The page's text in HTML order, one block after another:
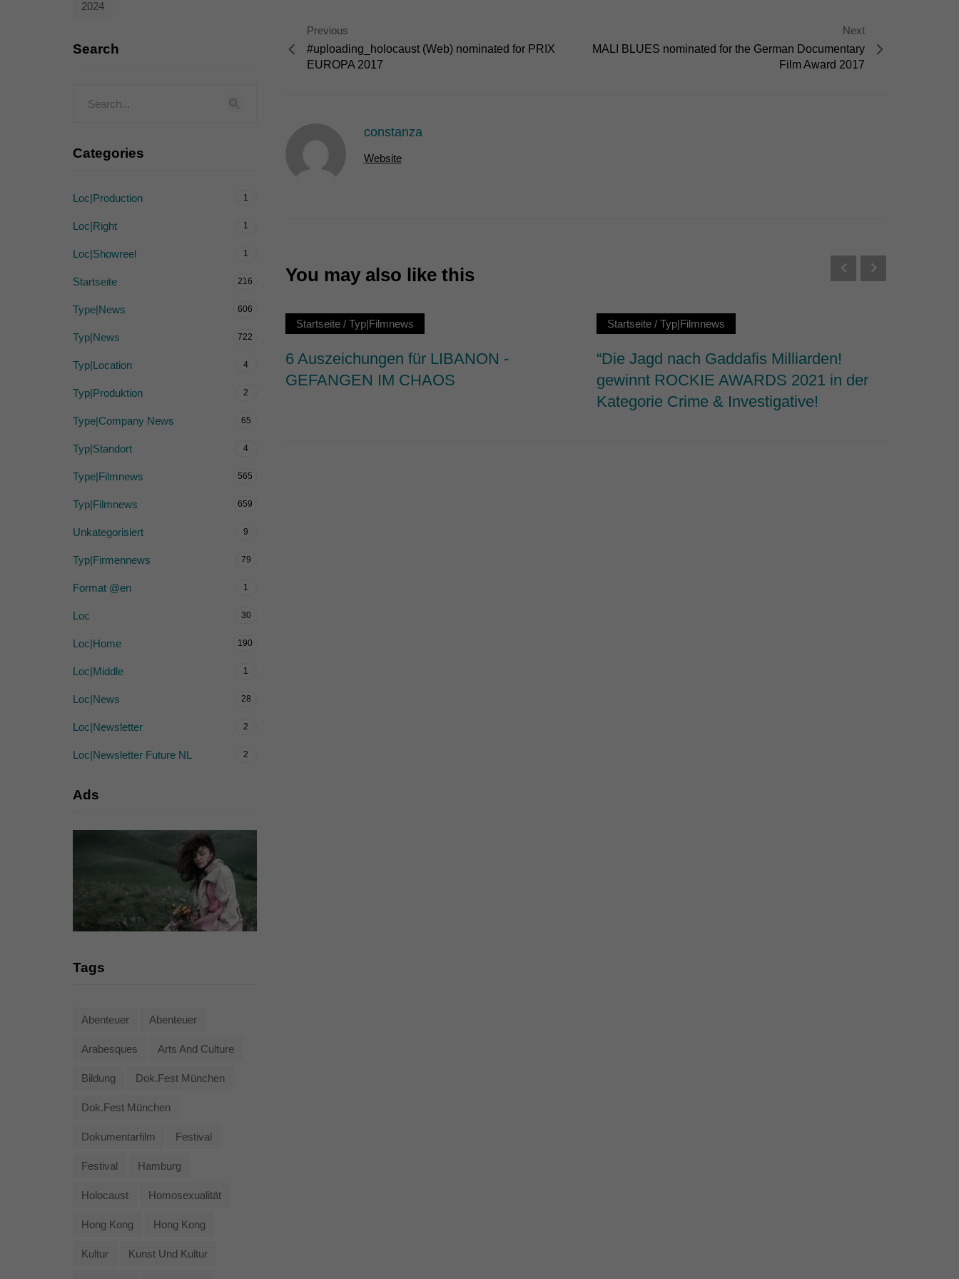
Previous
#uploading_holocaust (Web) nominated for PRIX
EUROPA 2017
Next
MALI BLUES nominated for the German Documentary
Film Award 2017
constanza
Website
You may also like this
Startseite/ Typ|Filmnews
6 Auszeichungen für LIBANON -
GEFANGEN IM CHAOS
Startseite/ Typ|Filmnews
“Die Jagd nach Gaddafis Milliarden!
gewinnt ROCKIE AWARDS 2021 in der
Kategorie Crime & Investigative!
2024
Search
Categories
Loc|Production 1
Loc|Right 1
Loc|Showreel 1
Startseite 216
Type|News 606
Typ|News 722
Typ|Location 4
Typ|Produktion 2
Type|Company News 65
Typ|Standort 4
Type|Filmnews 565
Typ|Filmnews 659
Unkategorisiert 9
Typ|Firmennews 79
Format @en 1
Loc 30
Loc|Home 190
Loc|Middle 1
Loc|News 28
Loc|Newsletter 2
Loc|Newsletter Future NL 2
Ads
Tags
Abenteuer Abenteuer
Arabesques Arts And Culture
Bildung Dok.fest München
Dok.fest München
Dokumentarfilm Festival
Festival Hamburg
Holocaust Homosexualität
Hong Kong Hong Kong
Kultur Kunst Und Kultur
akzeptiert werden, bedarf der Zugriff auf diese Inhalte keiner manuellen Einwilligung mehr.